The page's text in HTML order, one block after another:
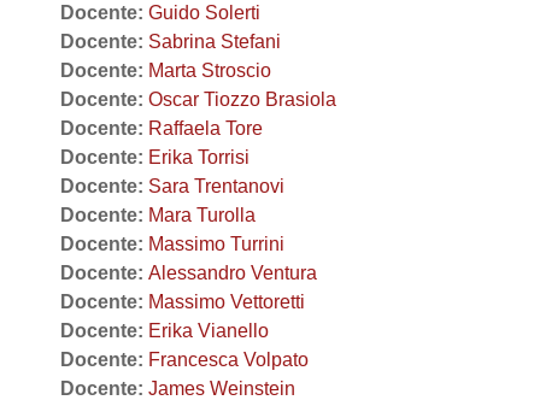
Docente: Guido Solerti
Docente: Sabrina Stefani
Docente: Marta Stroscio
Docente: Oscar Tiozzo Brasiola
Docente: Raffaela Tore
Docente: Erika Torrisi
Docente: Sara Trentanovi
Docente: Mara Turolla
Docente: Massimo Turrini
Docente: Alessandro Ventura
Docente: Massimo Vettoretti
Docente: Erika Vianello
Docente: Francesca Volpato
Docente: James Weinstein